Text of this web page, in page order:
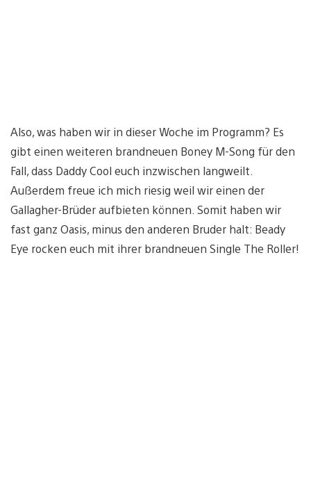
Also, was haben wir in dieser Woche im Programm? Es
gibt einen weiteren brandneuen Boney M-Song für den
Fall, dass Daddy Cool euch inzwischen langweilt.
Außerdem freue ich mich riesig weil wir einen der
Gallagher-Brüder aufbieten können. Somit haben wir
fast ganz Oasis, minus den anderen Bruder halt: Beady
Eye rocken euch mit ihrer brandneuen Single The Roller!